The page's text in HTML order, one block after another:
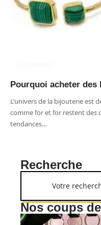
Pourquoi acheter
L’univers de la bijouterie est
comme l’or et l’or restent
tendances…
Recherche
Nos coups